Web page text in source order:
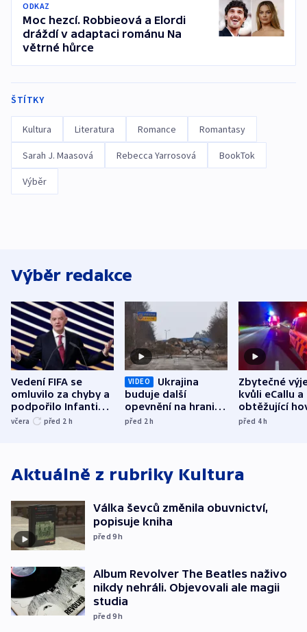
ODKAZ
Moc hezcí. Robbieová a Elordi
dráždí v adaptaci románu Na
větrné hůrce
ŠTÍTKY
Kultura Literatura Romance Romantasy
Sarah J. Maasová Rebecca Yarrosová BookTok
Výběr
Výběr redakce
Vedení FIFA se
omluvilo za chyby a
podpořilo Infantina.
UEFA trvá na
včera před 2 h
VIDEO
Ukrajina
buduje další
opevnění na hranici
s Běloruskem
před 2h
Zbytečné
kvůli eCallu a
obtěžující
zdržují
před 4h
Aktuálně z rubriky Kultura
Válka ševců změnila obuvnictví,
popisuje kniha
před 9h
Album Revolver The Beatles naživo
nikdy nehráli. Objevovali ale magii
studia
před 9h